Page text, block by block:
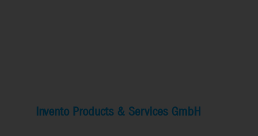
Invento Products & Services GmbH